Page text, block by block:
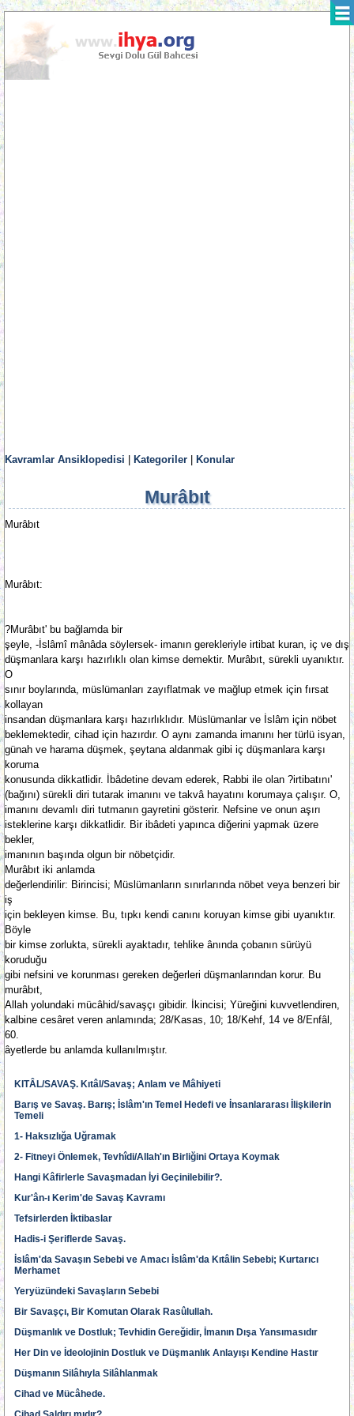
Kavramlar Ansiklopedisi Kategoriler Konular
Murâbıt
Murâbıt
Murâbıt:
?Murâbıt' bu bağlamda bir
şeyle, -İslâmî mânâda söylersek- imanın gerekleriyle irtibat kuran, iç ve dış
düşmanlara karşı hazırlıklı olan kimse demektir. Murâbıt, sürekli uyanıktır.
O
sınır boylarında, müslümanları zayıflatmak ve mağlup etmek için fırsat
kollayan
insandan düşmanlara karşı hazırlıklıdır. Müslümanlar ve İslâm için nöbet
beklemektedir, cihad için hazırdır. O aynı zamanda imanını her türlü isyan,
günah ve harama düşmek, şeytana aldanmak gibi iç düşmanlara karşı
koruma
konusunda dikkatlidir. İbâdetine devam ederek, Rabbi ile olan ?irtibatını'
(bağını) sürekli diri tutarak imanını ve takvâ hayatını korumaya çalışır. O,
imanını devamlı diri tutmanın gayretini gösterir. Nefsine ve onun aşırı
isteklerine karşı dikkatlidir. Bir ibâdeti yapınca diğerini yapmak üzere
bekler,
imanının başında olgun bir nöbetçidir.
Murâbıt iki anlamda
değerlendirilir: Birincisi; Müslümanların sınırlarında nöbet veya benzeri bir
iş
için bekleyen kimse. Bu, tıpkı kendi canını koruyan kimse gibi uyanıktır.
Böyle
bir kimse zorlukta, sürekli ayaktadır, tehlike ânında çobanın sürüyü
koruduğu
gibi nefsini ve korunması gereken değerleri düşmanlarından korur. Bu
murâbıt,
Allah yolundaki mücâhid/savaşçı gibidir. İkincisi; Yüreğini kuvvetlendiren,
kalbine cesâret veren anlamında; 28/Kasas, 10; 18/Kehf, 14 ve 8/Enfâl,
60.
âyetlerde bu anlamda kullanılmıştır.
KITÂL/SAVAŞ. Kıtâl/Savaş; Anlam ve Mâhiyeti
Barış ve Savaş. Barış; İslâm'ın Temel Hedefi ve İnsanlararası İlişkilerin
Temeli
1- Haksızlığa Uğramak
2- Fitneyi Önlemek, Tevhîdi/Allah'ın Birliğini Ortaya Koymak
Hangi Kâfirlerle Savaşmadan İyi Geçinilebilir?.
Kur'ân-ı Kerim'de Savaş Kavramı
Tefsirlerden İktibaslar
Hadis-i Şeriflerde Savaş.
İslâm'da Savaşın Sebebi ve Amacı İslâm'da Kıtâlin Sebebi; Kurtarıcı
Merhamet
Yeryüzündeki Savaşların Sebebi
Bir Savaşçı, Bir Komutan Olarak Rasûlullah.
Düşmanlık ve Dostluk; Tevhidin Gereğidir, İmanın Dışa Yansımasıdır
Her Din ve İdeolojinin Dostluk ve Düşmanlık Anlayışı Kendine Hastır
Düşmanın Silâhıyla Silâhlanmak
Cihad ve Mücâhede.